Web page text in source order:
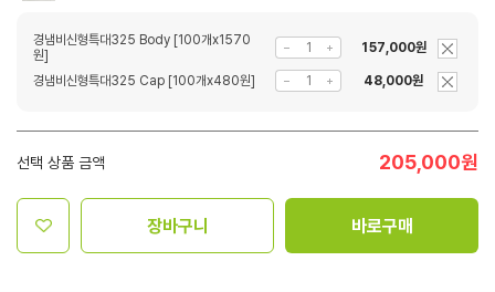
경냄비신형특대325 Body [100개x1570
원]
157,000원
경냄비신형특대325 Cap [100개x480원] 48,000원
선택 상품 금액 205,000원
장바구니 바로구매